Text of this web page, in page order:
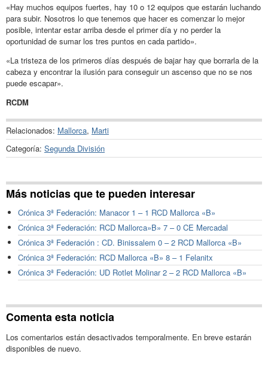
«Hay muchos equipos fuertes, hay 10 o 12 equipos que estarán luchando
para subir. Nosotros lo que tenemos que hacer es comenzar lo mejor
posible, intentar estar arriba desde el primer día y no perder la
oportunidad de sumar los tres puntos en cada partido».
«La tristeza de los primeros días después de bajar hay que borrarla de la
cabeza y encontrar la ilusión para conseguir un ascenso que no se nos
puede escapar».
RCDM
Relacionados: Mallorca, Marti
Categoría: Segunda División
Más noticias que te pueden interesar
Crónica 3ª Federación: Manacor 1 – 1 RCD Mallorca «B»
Crónica 3ª Federación: RCD Mallorca»B» 7 – 0 CE Mercadal
Crónica 3ª Federación : CD. Binissalem 0 – 2 RCD Mallorca «B»
Crónica 3ª Federación: RCD Mallorca «B» 8 – 1 Felanitx
Crónica 3ª Federación: UD Rotlet Molinar 2 – 2 RCD Mallorca «B»
Comenta esta noticia
Los comentarios están desactivados temporalmente. En breve estarán
disponibles de nuevo.